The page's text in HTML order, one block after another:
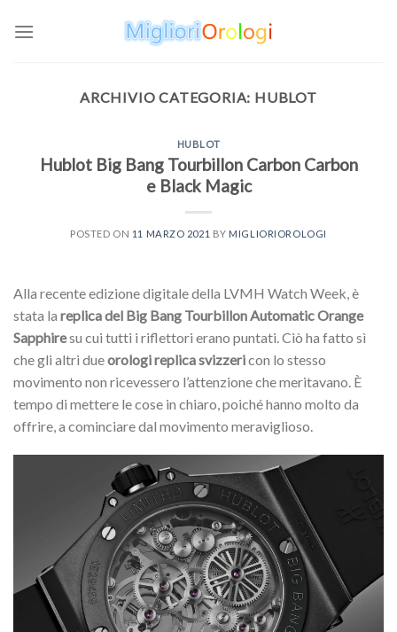
ARCHIVIO CATEGORIA: HUBLOT
HUBLOT
Hublot Big Bang Tourbillon Carbon Carbon
e Black Magic
POSTED ON 11 MARZO 2021 BY MIGLIORIOROLOGI
Alla recente edizione digitale della LVMH Watch Week, è
stata la replica del Big Bang Tourbillon Automatic Orange
Sapphiresu cui tutti i riflettori erano puntati. Ciò ha fatto sì
che gli altri dueorologi replica svizzericon lo stesso
movimento non ricevessero l’attenzione che meritavano. È
tempo di mettere le cose in chiaro, poiché hanno molto da
offrire, a cominciare dal movimento meraviglioso.